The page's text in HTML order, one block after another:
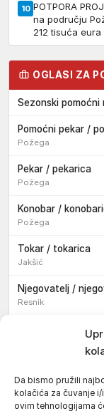
Da bismo pružili
kolačića za čuvanje
ovim tehnologijama
10 POTPORA
na području
212 tisuća eura
OGLASI ZA
Sezonski
Pomoćni pekar /
Požega
Pekar / pekarica
Požega
Konobar /
Požega
Tokar / tokarica
Jakšić
Njegovatelj /
Resnik
Konobar /
Jakšić
Vozač / vozačica